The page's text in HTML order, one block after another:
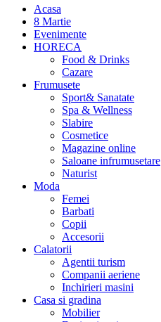
Acasa
8 Martie
Evenimente
HORECA
Food & Drinks
Cazare
Frumusete
Sport& Sanatate
Spa & Wellness
Slabire
Cosmetice
Magazine online
Saloane infrumusetare
Naturist
Moda
Femei
Barbati
Copii
Accesorii
Calatorii
Agentii turism
Companii aeriene
Inchirieri masini
Casa si gradina
Mobilier